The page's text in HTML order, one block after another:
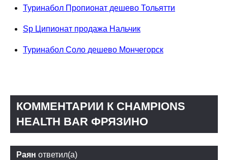
Туринабол Пропионат дешево Тольятти
Sp Ципионат продажа Нальчик
Туринабол Соло дешево Мончегорск
КОММЕНТАРИИ К CHAMPIONS
HEALTH BAR ФРЯЗИНО
Раян ответил(а)